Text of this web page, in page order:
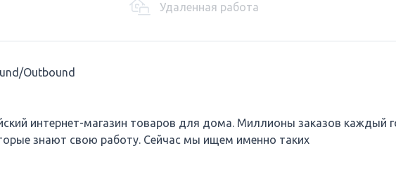
Удаленная работа
Outbound
интернет-магазин товаров для дома. Миллионы заказов каждый
знают свою работу. Сейчас мы ищем именно таких